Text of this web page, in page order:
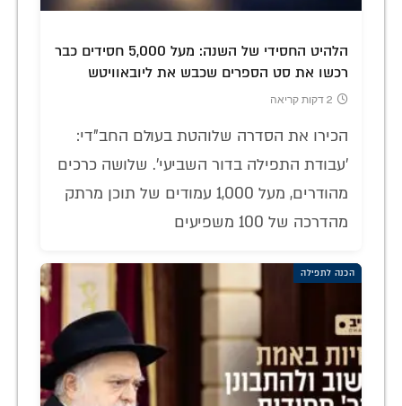
הלהיט החסידי של השנה: מעל 5,000 חסידים כבר
רכשו את סט הספרים שכבש את ליובאוויטש
2 דקות קריאה
הכירו את הסדרה שלוהטת בעולם החב"די:
'עבודת התפילה בדור השביעי'. שלושה כרכים
מהודרים, מעל 1,000 עמודים של תוכן מרתק
מהדרכה של 100 משפיעים
הכנה לתפילה